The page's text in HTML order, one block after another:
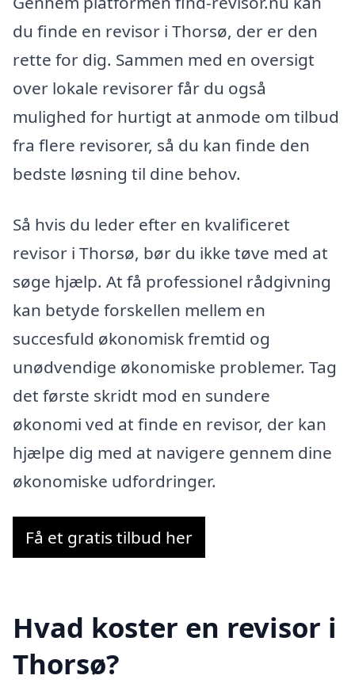
du finde en revisor i Thorsø, der er den
rette for dig. Sammen med en oversigt
over lokale revisorer får du også
mulighed for hurtigt at anmode om tilbud
fra flere revisorer, så du kan finde den
bedste løsning til dine behov.
Så hvis du leder efter en kvalificeret
revisor i Thorsø, bør du ikke tøve med at
søge hjælp. At få professionel rådgivning
kan betyde forskellen mellem en
succesfuld økonomisk fremtid og
unødvendige økonomiske problemer. Tag
det første skridt mod en sundere
økonomi ved at finde en revisor, der kan
hjælpe dig med at navigere gennem dine
økonomiske udfordringer.
Få et gratis tilbud her
Hvad koster en revisor i
Thorsø?